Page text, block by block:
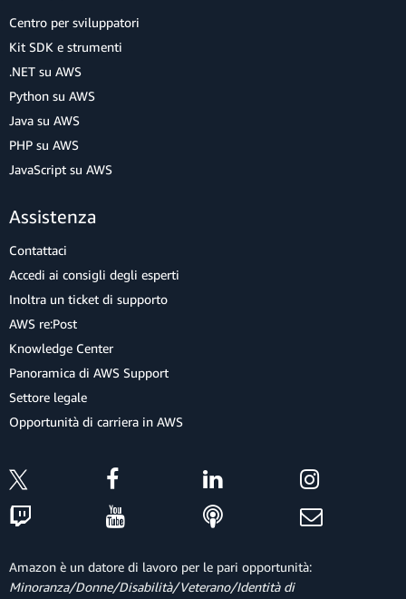
Centro per sviluppatori
Kit SDK e strumenti
.NET su AWS
Python su AWS
Java su AWS
PHP su AWS
JavaScript su AWS
Assistenza
Contattaci
Accedi ai consigli degli esperti
Inoltra un ticket di supporto
AWS re:Post
Knowledge Center
Panoramica di AWS Support
Settore legale
Opportunità di carriera in AWS
Amazon è un datore di lavoro per le pari opportunità:
Minoranza/Donne/Disabilità/Veterano/Identità di